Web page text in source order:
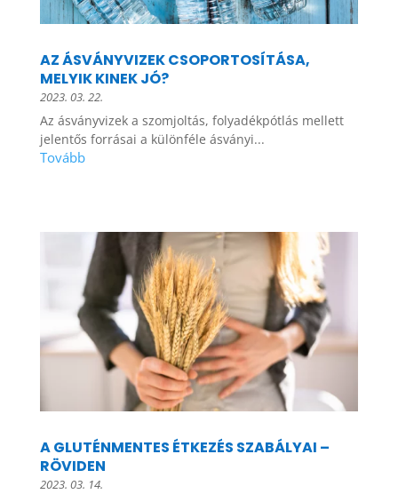
AZ ÁSVÁNYVIZEK CSOPORTOSÍTÁSA,
MELYIK KINEK JÓ?
2023. 03. 22.
Az ásványvizek a szomjoltás, folyadékpótlás mellett
jelentős forrásai a különféle ásványi...
A GLUTÉNMENTES ÉTKEZÉS SZABÁLYAI –
RÖVIDEN
2023. 03. 14.